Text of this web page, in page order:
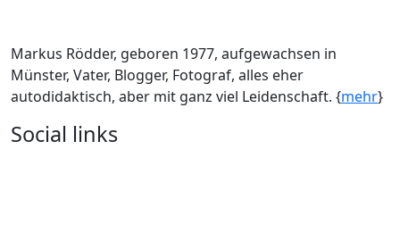
Markus Rödder, geboren 1977, aufgewachsen in
Münster, Vater, Blogger, Fotograf, alles eher
autodidaktisch, aber mit ganz viel Leidenschaft. {mehr}
Social links